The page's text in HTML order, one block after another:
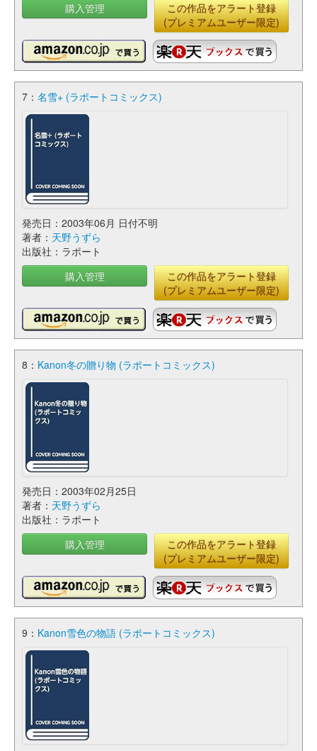
購入管理
この作品をアラート登録
(プレミアムユーザー限定)
7： 名雪+ (ラポートコミックス)
発売日：2003年06月 日付不明
著者： 天野うずら
出版社：ラポート
購入管理
この作品をアラート登録
(プレミアムユーザー限定)
8： Kanon冬の贈り物 (ラポートコミックス)
発売日：2003年02月25日
著者： 天野うずら
出版社：ラポート
購入管理
この作品をアラート登録
(プレミアムユーザー限定)
9： Kanon雪色の物語 (ラポートコミックス)